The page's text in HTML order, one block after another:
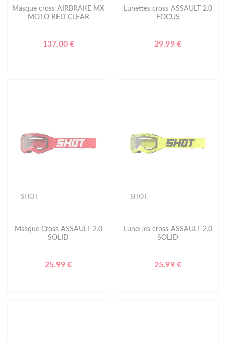
Masque cross AIRBRAKE MX
MOTO RED CLEAR
137.00 €
Lunettes cross ASSAULT 2.0
FOCUS
29.99 €
SHOT
Masque Cross ASSAULT 2.0
SOLID
25.99 €
SHOT
Lunettes cross ASSAULT 2.0
SOLID
25.99 €